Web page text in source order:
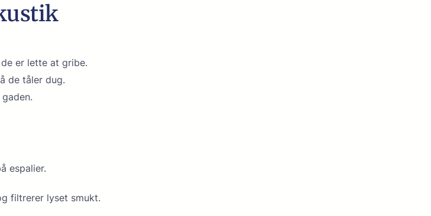
er lette at gribe.
de tåler dug.
espalier.
filtrerer lyset smukt.